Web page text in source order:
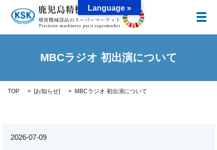
メ
MBCラジオ 初出演について
TOP [お知らせ] MBCラジオ 初出演について
2026-07-09
Language »